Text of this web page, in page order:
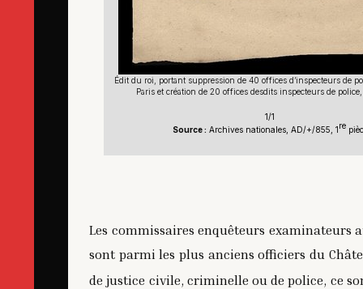
Édit du roi, portant suppression de 40 offices d’inspecteurs de
Paris et création de 20 offices desdits inspecteurs de
1/1
Source : Archives nationales, AD/+/855, 1re
Les commissaires enquêteurs examinateurs
sont parmi les plus anciens officiers du
de justice civile, criminelle ou de police, ce